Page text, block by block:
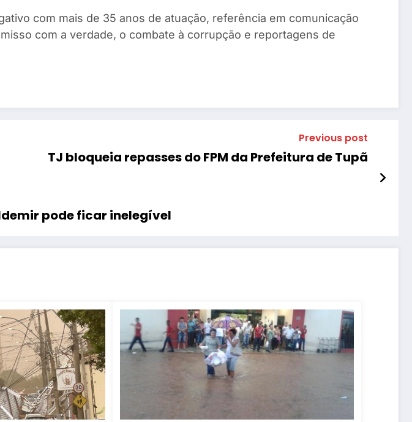
com mais de 35 anos de atuação, referência em comunicação
com a verdade, o combate à corrupção e reportagens de
Previous post
TJ bloqueia repasses do FPM da Prefeitura de Tupã
pode ficar inelegível